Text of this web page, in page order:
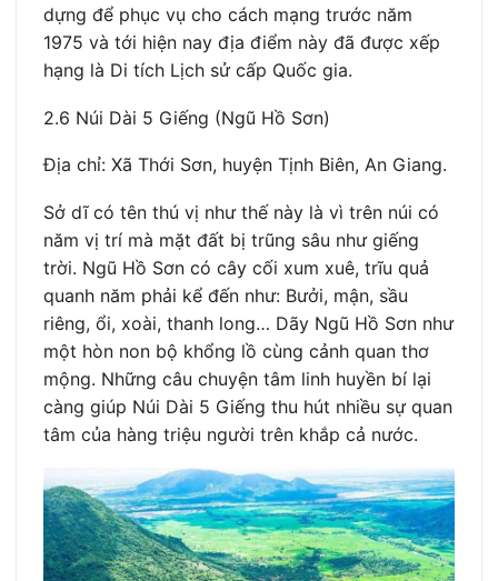
dựng để phục vụ cho cách mạng trước năm
1975 và tới hiện nay địa điểm này đã được xếp
hạng là Di tích Lịch sử cấp Quốc gia.
2.6 Núi Dài 5 Giếng (Ngũ Hồ Sơn)
Địa chỉ: Xã Thới Sơn, huyện Tịnh Biên, An Giang.
Sở dĩ có tên thú vị như thế này là vì trên núi có
năm vị trí mà mặt đất bị trũng sâu như giếng
trời. Ngũ Hồ Sơn có cây cối xum xuê, trĩu quả
quanh năm phải kể đến như: Bưởi, mận, sầu
riêng, ổi, xoài, thanh long… Dãy Ngũ Hồ Sơn như
một hòn non bộ khổng lồ cùng cảnh quan thơ
mộng. Những câu chuyện tâm linh huyền bí lại
càng giúp Núi Dài 5 Giếng thu hút nhiều sự quan
tâm của hàng triệu người trên khắp cả nước.